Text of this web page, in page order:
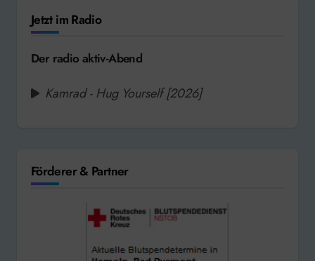
Jetzt im Radio
Der radio aktiv-Abend
Kamrad - Hug Yourself [2026]
Förderer & Partner